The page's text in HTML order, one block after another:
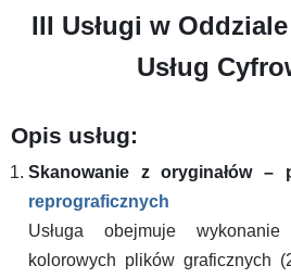
III Usługi w
Usług
Opis usług:
Skanowanie z oryginałów
reprograficznych
Usługa obejmuje
kolorowych plików graficznych